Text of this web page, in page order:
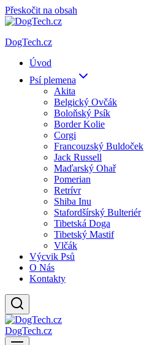
Přeskočit na obsah
DogTech.cz
Úvod
Psí plemena
Akita
Belgický Ovčák
Boloňský Psík
Border Kolie
Corgi
Francouzský Buldoček
Jack Russell
Maďarský Ohař
Pomerian
Retrívr
Shiba Inu
Stafordšírský Bulteriér
Tibetská Doga
Tibetský Mastif
Vlčák
Výcvik Psů
O Nás
Kontakty
DogTech.cz